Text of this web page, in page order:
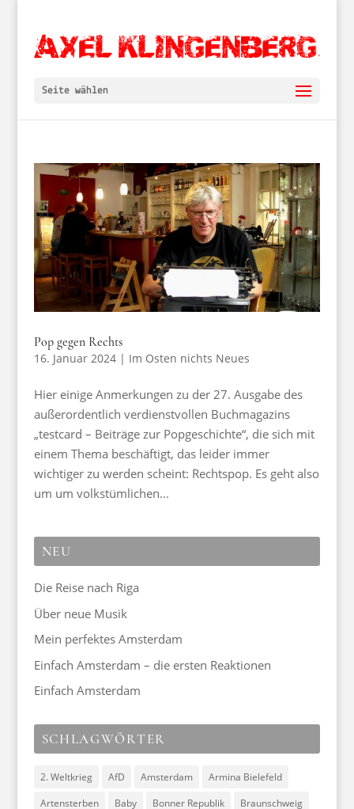
Seite wählen
Pop gegen Rechts
16. Januar 2024| Im Osten nichts Neues
Hier einige Anmerkungen zu der 27. Ausgabe des
außerordentlich verdienstvollen Buchmagazins
„testcard – Beiträge zur Popgeschichte“, die sich mit
einem Thema beschäftigt, das leider immer
wichtiger zu werden scheint: Rechtspop. Es geht also
um um volkstümlichen...
NEU
Die Reise nach Riga
Über neue Musik
Mein perfektes Amsterdam
Einfach Amsterdam – die ersten Reaktionen
Einfach Amsterdam
SCHLAGWÖRTER
2. Weltkrieg AfD Amsterdam
Armina Bielefeld
Artensterben
Baby Bonner Republik
Braunschweig